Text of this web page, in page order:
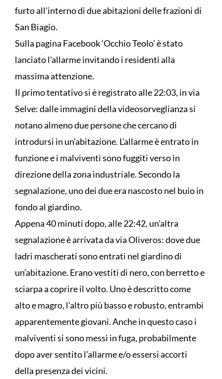
furto all'interno di due abitazioni delle frazioni di
San Biagio.
Sulla pagina Facebook ‘Occhio Teolo’ è stato
lanciato l'allarme invitando i residenti alla
massima attenzione.
Il primo tentativo si è registrato alle 22:03, in via
Selve: dalle immagini della videosorveglianza si
notano almeno due persone che cercano di
introdursi in un’abitazione. L’allarme è entrato in
funzione e i malviventi sono fuggiti verso in
direzione della zona industriale. Secondo la
segnalazione, uno dei due era nascosto nel buio in
fondo al giardino.
Appena 40 minuti dopo, alle 22:42, un’altra
segnalazione è arrivata da via Oliveros: dove due
ladri mascherati sono entrati nel giardino di
un’abitazione. Erano vestiti di nero, con berretto e
sciarpa a coprire il volto. Uno è descritto come
alto e magro, l’altro più basso e robusto, entrambi
apparentemente giovani. Anche in questo caso i
malviventi si sono messi in fuga, probabilmente
dopo aver sentito l’allarme e/o essersi accorti
della presenza dei vicini.